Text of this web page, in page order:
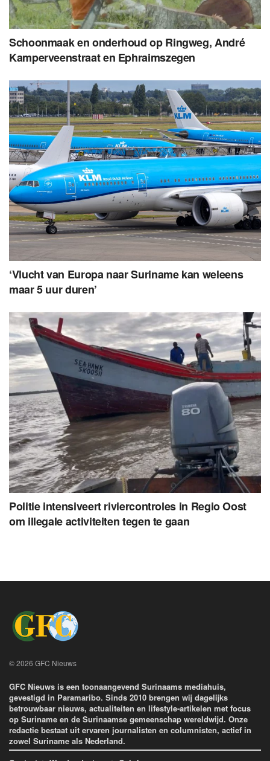
Schoonmaak en onderhoud op Ringweg, André
Kamperveenstraat en Ephraimszegen
‘Vlucht van Europa naar Suriname kan weleens
maar 5 uur duren’
Politie intensiveert riviercontroles in Regio Oost
om illegale activiteiten tegen te gaan
© 2026 GFC Nieuws
GFC Nieuws is een toonaangevend Surinaams mediahuis,
gevestigd in Paramaribo. Sinds 2010 brengen wij dagelijks
betrouwbaar nieuws, actualiteiten en lifestyle-artikelen met focus
op Suriname en de Surinaamse gemeenschap wereldwijd. Onze
redactie bestaat uit ervaren journalisten en columnisten, actief in
zowel Suriname als Nederland.